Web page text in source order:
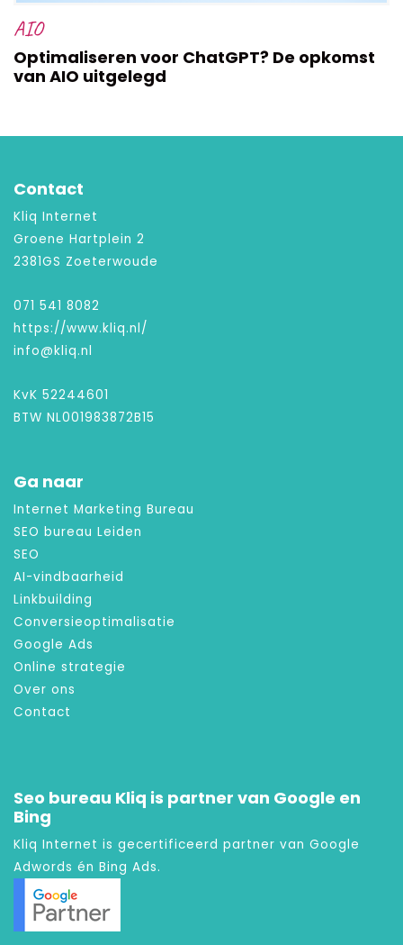
AIO
Optimaliseren voor ChatGPT? De opkomst
van AIO uitgelegd
Contact
Kliq Internet
Groene Hartplein 2
2381GS Zoeterwoude
071 541 8082
https://www.kliq.nl/
info@kliq.nl
KvK 52244601
BTW NL001983872B15
Ga naar
Internet Marketing Bureau
SEO bureau Leiden
SEO
AI-vindbaarheid
Linkbuilding
Conversieoptimalisatie
Google Ads
Online strategie
Over ons
Contact
Seo bureau Kliq is partner van Google en
Bing
Kliq Internet is gecertificeerd partner van Google
Adwords én Bing Ads.